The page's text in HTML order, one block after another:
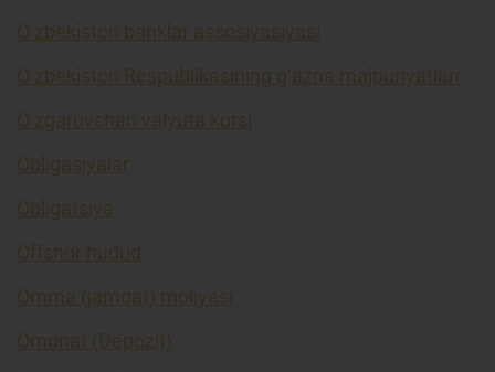
O’zbekiston banklar assosiyasiyasi
O’zbekiston Respublikasining g’azna majburiyatlari
O’zgaruvchan valyuta kursi
Obligasiyalar
Obligatsiya
Offshor hudud
Omma (jamoat) moliyasi
Omonat (Depozit)